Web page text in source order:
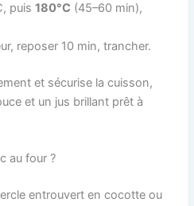
puis180°C (45–60 min),
reposer 10 min, trancher.
et sécurise la cuisson,
et un jus brillant prêt à
au four ?
entrouvert en cocotte ou